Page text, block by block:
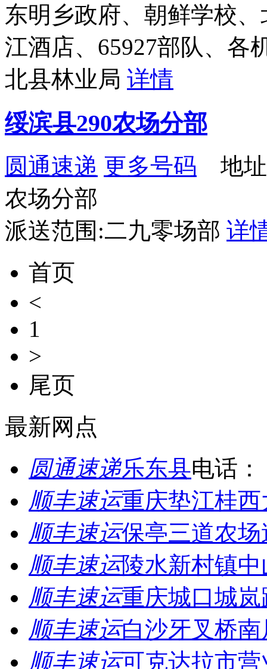
东明乡政府、朝鲜学校
江酒店、65927部队、各
北县林业局 详情
绥滨县290农场分部
圆通速递 更多号码 地址
农场分部
派送范围:二九零场部 详
首页
<
1
>
尾页
最新网点
圆通速递乐东县电话：
顺丰速运重庆垫江桂
顺丰速运保亭三道农
顺丰速运陵水新村镇
顺丰速运重庆城口城
顺丰速运白沙牙叉桥
顺丰速运可克达拉市营